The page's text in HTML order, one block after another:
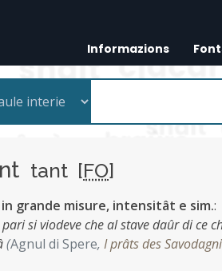
Informazions
tant [FO]
grande misure, intensitât e sim.:
si viodeve che al stave daûr di ce
(Agnul di Spere, I prâts des